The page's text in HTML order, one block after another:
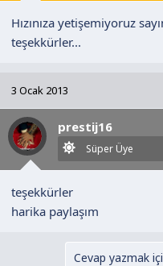
Hızınıza yetişemiyoruz
teşekkürler...
3 Ocak 2013
prestij16
Süper Üye
teşekkürler
harika paylaşım
Cevap yazmak